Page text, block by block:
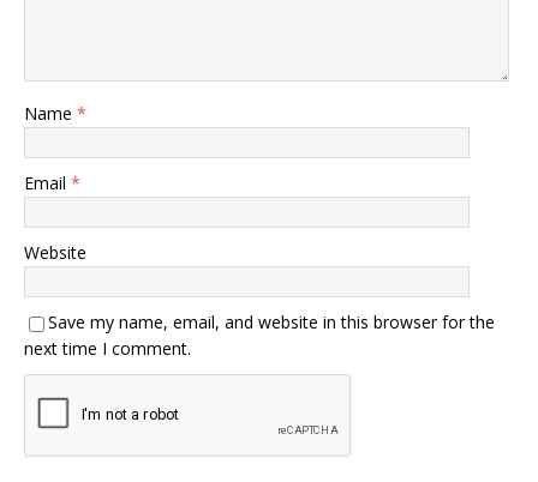
Name *
Email *
Website
Save my name, email, and website in this browser for the
next time I comment.